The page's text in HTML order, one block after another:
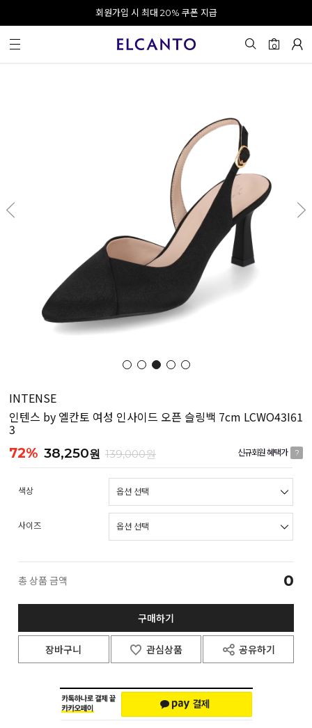
오전 10시 이전 결제 완료 시 오늘 출발!
회원가입 시 최대 20% 쿠폰 지급
0
INTENSE
인텐스 by 엘칸토 여성 인사이드 오픈 슬링백 7cm LCWO43I61
3
72% 38,250원 139,000원 신규회원 혜택가 ?
색상
사이즈
총 상품 금액 0
구매하기
장바구니 관심상품 공유하기